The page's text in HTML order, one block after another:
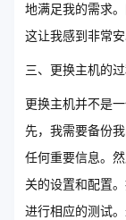
地满足我的需求
这让我感到非常安
三、更换主机的
更换主机并不是
先，我需要备份
任何重要信息。
关的设置和配置
进行相应的测试